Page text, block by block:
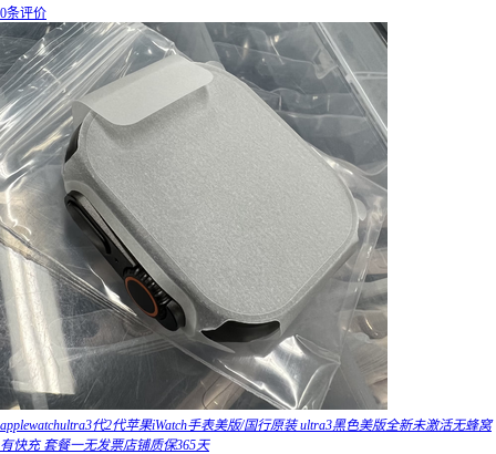
0条评价
applewatchultra3代2代苹果iWatch手表美版/国行原装 ultra3黑色美版全新未激活无蜂窝
有快充 套餐一无发票店铺质保365天